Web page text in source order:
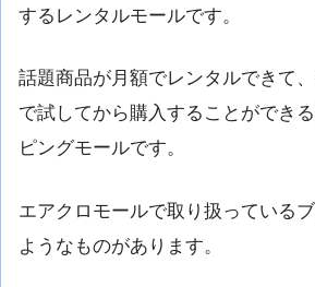
するレンタルモールです。
話題商品が月額でレンタルできて
で試してから購入することができ
ピングモールです。
エアクロモールで取り扱っている
ようなものがあります。